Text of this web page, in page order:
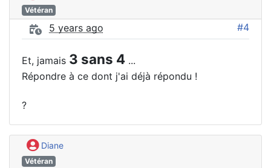
Vétéran
5 years ago #4
Et, jamais 3 sans 4 ...
Répondre à ce dont j'ai déjà répondu !
?
Diane
Vétéran